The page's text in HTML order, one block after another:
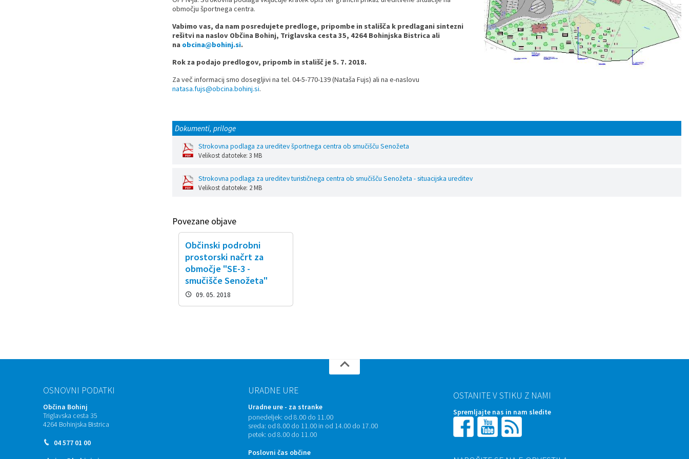
območju športnega centra.
Vabimo vas, da nam posredujete predloge, pripombe in stališča k predlagani sintezni
rešitvi na naslov Občina Bohinj, Triglavska cesta 35, 4264 Bohinjska Bistrica ali
na obcina@bohinj.si.
Rok za podajo predlogov, pripomb in stališč je 5. 7. 2018.
Za več informacij smo dosegljivi na tel. 04-5-770-139 (Nataša Fujs) ali na e-naslovu
natasa.fujs@obcina.bohinj.si.
Dokumenti, priloge
Strokovna podlaga za ureditev športnega centra ob smučišču Senožeta
Velikost datoteke: 3 MB
Strokovna podlaga za ureditev turističnega centra ob smučišču Senožeta - situacijska ureditev
Velikost datoteke: 2 MB
Povezane objave
Občinski podrobni
prostorski načrt za
območje "SE-3 -
smučišče Senožeta"
09. 05. 2018
OSNOVNI PODATKI
Občina Bohinj
Triglavska cesta 35
4264 Bohinjska Bistrica
04 577 01 00
URADNE URE
Uradne ure - za stranke
ponedeljek: od 8.00 do 11.00
sreda: od 8.00 do 11.00 in od 14.00 do 17.00
petek: od 8.00 do 11.00
Poslovni čas občine
OSTANITE V STIKU Z NAMI
Spremljajte nas in nam sledite